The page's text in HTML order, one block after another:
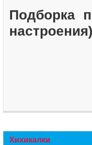
Подборка
Хихикалки